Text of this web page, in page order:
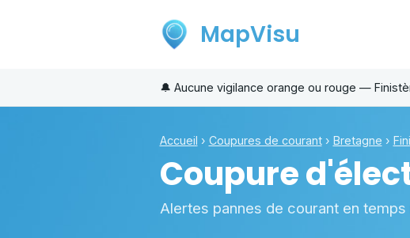
MapVisu
🔔 Aucune vigilance orange ou rouge —
Accueil › Coupures de courant› Bretagne ›
Coupure
Alertes pannes de courant en temps